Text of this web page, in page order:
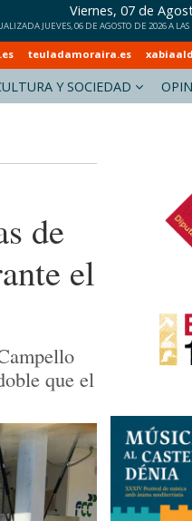
Viernes, 07 de
JUEVES, 06 DE AGOSTO DE 2026 A
teuladamoraira.es
Y SOCIEDAD
de
el
que el